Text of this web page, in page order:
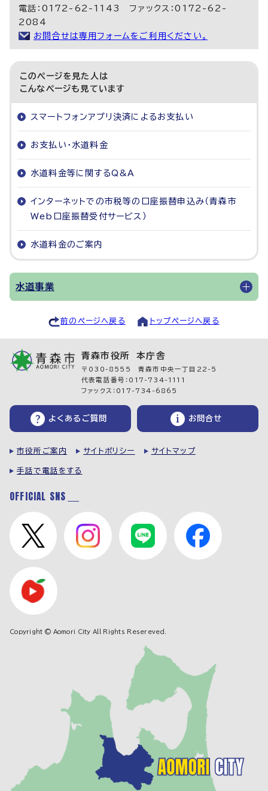
電話：0172-62-1143 ファックス：0172-62-
2084
お問合せは専用フォームをご利用ください。
このページを見た人は
こんなページも見ています
スマートフォンアプリ決済によるお支払い
お支払い・水道料金
水道料金等に関するQ&A
インターネットでの市税等の口座振替申込み（青森市
Web口座振替受付サービス）
水道料金のご案内
水道事業
前のページへ戻る トップページへ戻る
青森市役所 本庁舎
〒030-8555 青森市中央一丁目22-5
代表電話番号：017-734-1111
ファックス：017-734-6865
よくあるご質問 お問合せ
市役所ご案内 サイトポリシー サイトマップ
手話で電話をする
OFFICIAL SNS
Copyright © Aomori City All Rights Resereved.